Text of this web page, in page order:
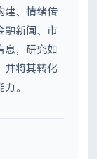
建、情绪传
融新闻、市
息，研究如
并将其转化
。